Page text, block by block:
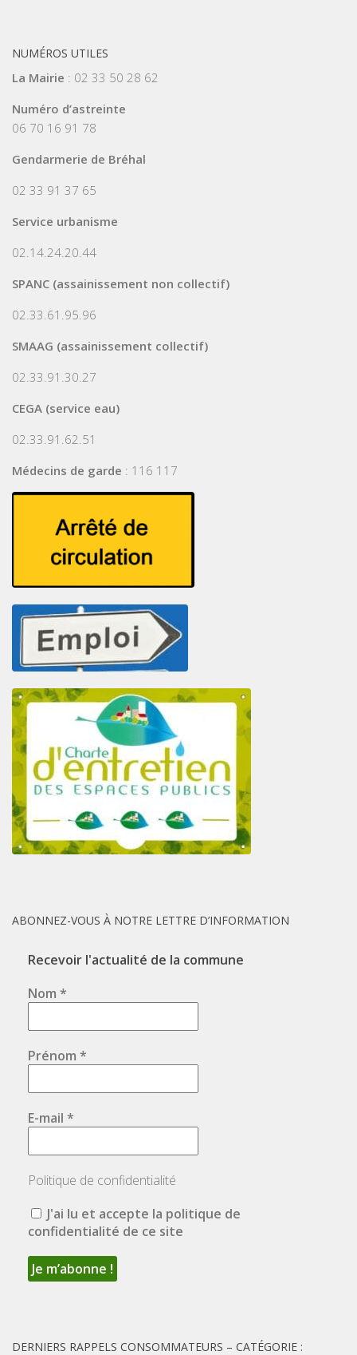
NUMÉROS UTILES
La Mairie : 02 33 50 28 62
Numéro d’astreinte
06 70 16 91 78
Gendarmerie de Bréhal
02 33 91 37 65
Service urbanisme
02.14.24.20.44
SPANC (assainissement non collectif)
02.33.61.95.96
SMAAG (assainissement collectif)
02.33.91.30.27
CEGA (service eau)
02.33.91.62.51
Médecins de garde : 116 117
ABONNEZ-VOUS À NOTRE LETTRE D’INFORMATION
Recevoir l'actualité de la commune
Nom *
Prénom *
E-mail *
Politique de confidentialité
J'ai lu et accepte la politique de
confidentialité de ce site
DERNIERS RAPPELS CONSOMMATEURS – CATÉGORIE :